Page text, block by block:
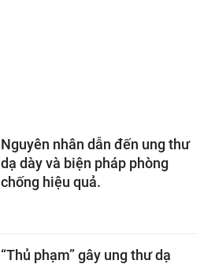
Nguyên nhân dẫn đến ung thư
dạ dày và biện pháp phòng
chống hiệu quả.
“Thủ phạm” gây ung thư dạ